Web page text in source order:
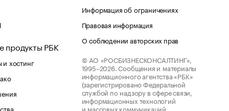
продукты РБК
хостинг
Информация об ограничениях
Правовая информация
О соблюдении авторских прав
© АО «РОСБИЗНЕСКОНСАЛТИНГ»,
1995–2026. Сообщения и материалы
информационного агентства «РБК»
(зарегистрировано Федеральной
службой по надзору в сфере связи,
информационных технологий
и массовых коммуникаций